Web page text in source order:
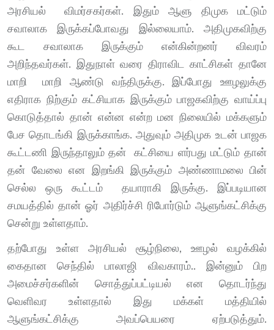
அரசியல் விமர்சகர்கள். இதும் ஆளு திமுக மட்டும்
சவாலாக இருக்கப்போவது இல்லையாம். அதிமுகவிற்கு
கூட சவாலாக இருக்கும் என்கின்றனர் விவரம்
அறிந்தவர்கள். இதுநாள் வரை திராவிட காட்சிகள் தானே
மாறி மாறி ஆண்டு வந்திருக்கு. இப்போது ஊழலுக்கு
எதிராக நிற்கும் கட்சியாக இருக்கும் பாஜகவிற்கு வாய்ப்பு
கொடுத்தால் தான் என்ன என்ற மன நிலையில் மக்களும்
பேச தொடங்கி இருக்காங்க. அதுவும் அதிமுக உடன் பாஜக
கூட்டணி இருந்தாலும் தன் கட்சியை ளர்பது மட்டும் தான்
தன் வேலை என இறங்கி இருக்கும் அண்ணாமலை பின்
செல்ல ஒரு கூட்டம் தயாராகி இருக்கு. இப்படியான
சமயத்தில் தான் ஓர் அதிர்ச்சி ரிபோர்டும் ஆளுங்கட்சிக்கு
சென்று உள்ளதாம்.
தற்போது உள்ள அரசியல் சூழ்நிலை, ஊழல் வழக்கில்
கைதான செந்தில் பாலாஜி விவகாரம்.. இன்னும் பிற
அமைச்சர்களின் சொத்துப்பட்டியல் என தொடர்ந்து
வெளிவர உள்ளதால் இது மக்கள் மத்தியில்
ஆளுங்கட்சிக்கு அவப்பெயரை ஏற்படுத்தும்.